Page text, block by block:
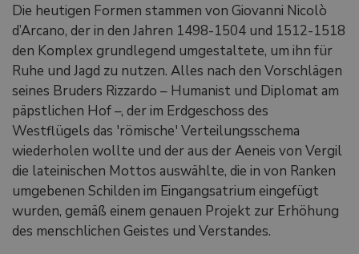
Die heutigen Formen stammen von Giovanni Nicolò
d’Arcano, der in den Jahren 1498-1504 und 1512-1518
den Komplex grundlegend umgestaltete, um ihn für
Ruhe und Jagd zu nutzen. Alles nach den Vorschlägen
seines Bruders Rizzardo – Humanist und Diplomat am
päpstlichen Hof –, der im Erdgeschoss des
Westflügels das 'römische' Verteilungsschema
wiederholen wollte und der aus der Aeneis von Vergil
die lateinischen Mottos auswählte, die in von Ranken
umgebenen Schilden im Eingangsatrium eingefügt
wurden, gemäß einem genauen Projekt zur Erhöhung
des menschlichen Geistes und Verstandes.